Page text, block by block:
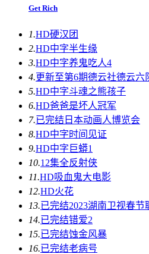
Get Rich
1.HD硬汉团
2.HD中字半生缘
3.HD中字养鬼吃人4
4.更新至第6期德云社德云六
5.HD中字斗魂之熊孩子
6.HD爸爸是坏人冠军
7.已完结 日本动画人博览会
8.HD中字时间见证
9.HD中字 巨蟒1
10.12集全反射侠
11.HD吸血鬼大电影
12.HD火花
13.已完结2023湖南卫视春节
14.已完结错爱2
15.已完结蚀金风暴
16.已完结老病号